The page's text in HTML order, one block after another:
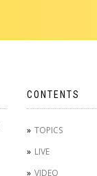
CONTENTS
TOPICS
LIVE
VIDEO